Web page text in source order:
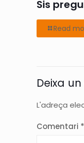
Sis
Read
Deixa
L'adreça
Comentari *